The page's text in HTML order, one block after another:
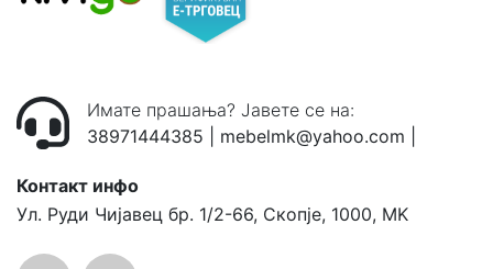
Имате прашања? Јавете се на:
38971444385
mebelmk@yahoo.com
Контакт инфо
Ул. Руди Чијавец бр. 1/2-66, Скопје, 1000, MK